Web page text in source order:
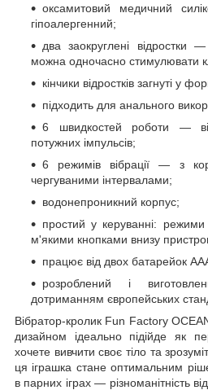
оксамитовий медичний
гіпоалергенний;
два заокруглені
можна одночасно стимулювати
кінчики відростків загнуті у
підходить для анального
6 швидкостей роботи —
потужних імпульсів;
6 режимів вібрації — з
чергуваними інтервалами;
водонепроникний корпус;
простий у керуванні:
м'якими кнопками внизу
працює від двох батарейок
розроблений і
дотриманням європейських
Вібратор-кролик Fun Factory
дизайном ідеально підійде як
хочете вивчити своє тіло та
ця іграшка стане оптимальним
в парних іграх — різноманітність